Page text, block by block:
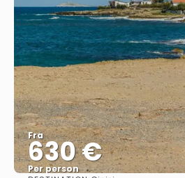
Fra
630 €
Per person